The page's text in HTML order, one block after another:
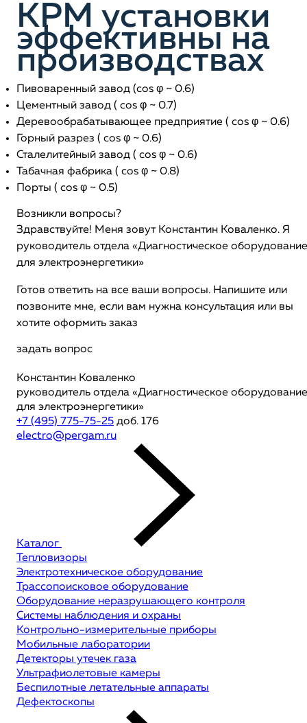
КРМ установки
эффективны на
производствах
Пивоваренный завод (cos φ ~ 0.6)
Цементный завод ( cos φ ~ 0.7)
Деревообрабатывающее предприятие ( cos φ ~ 0.6)
Горный разрез ( cos φ ~ 0.6)
Сталелитейный завод ( cos φ ~ 0.6)
Табачная фабрика ( cos φ ~ 0.8)
Порты ( cos φ ~ 0.5)
Возникли вопросы?
Здравствуйте! Меня зовут Константин Коваленко. Я
руководитель отдела «Диагностическое оборудование
для электроэнергетики»
Готов ответить на все ваши вопросы. Напишите или
позвоните мне, если вам нужна консультация или вы
хотите оформить заказ
задать вопрос
Константин Коваленко
руководитель отдела «Диагностическое оборудование
для электроэнергетики»
+7 (495) 775-75-25 доб. 176
electro@pergam.ru
Каталог
Тепловизоры
Электротехническое оборудование
Трассопоисковое оборудование
Оборудование неразрушающего контроля
Системы наблюдения и охраны
Контрольно-измерительные приборы
Мобильные лаборатории
Детекторы утечек газа
Ультрафиолетовые камеры
Беспилотные летательные аппараты
Дефектоскопы